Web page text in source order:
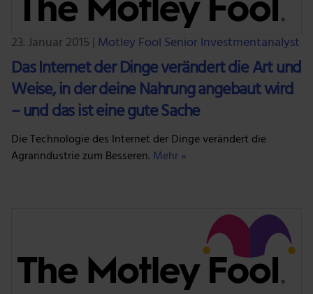
23. Januar 2015 | Motley Fool Senior Investmentanalyst
Das Internet der Dinge verändert die Art und
Weise, in der deine Nahrung angebaut wird
– und das ist eine gute Sache
Die Technologie des Internet der Dinge verändert die
Agrarindustrie zum Besseren. Mehr »